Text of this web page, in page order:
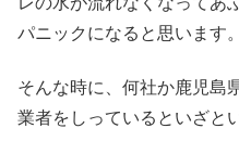
パニックになると思います。
そんな時に、何社か鹿児島
業者をしっているといざと